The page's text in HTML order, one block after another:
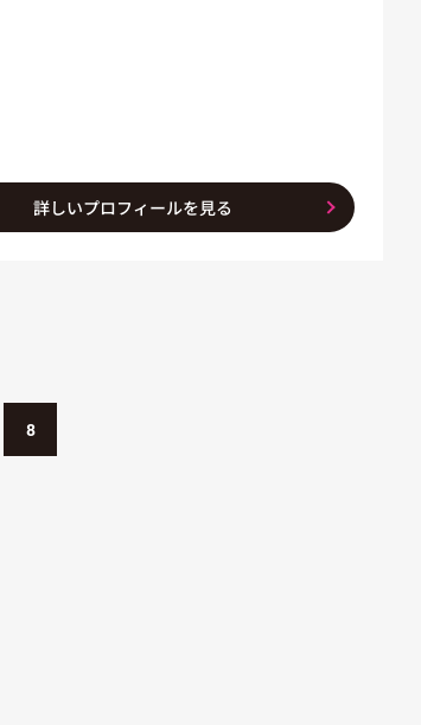
詳しいプロフィールを見る
8